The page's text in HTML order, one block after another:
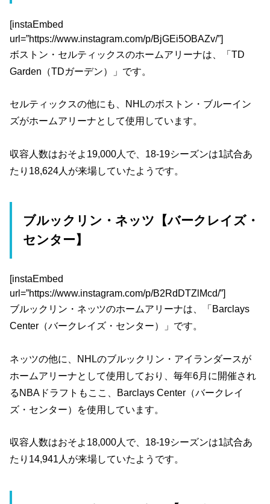
[instaEmbed
url=”https://www.instagram.com/p/BjGEi5OBAZv/”]
ボストン・セルティックスのホームアリーナは、「TD
Garden（TDガーデン）」です。
セルティックスの他にも、NHLのボストン・ブルーイン
ズがホームアリーナとして使用しています。
収容人数はおそよ19,000人で、18-19シーズンは1試合あ
たり18,624人が来場していたようです。
ブルックリン・ネッツ【バークレイズ・
センター】
[instaEmbed
url=”https://www.instagram.com/p/B2RdDTZlMcd/”]
ブルックリン・ネッツのホームアリーナは、「Barclays
Center（バークレイズ・センター）」です。
ネッツの他に、NHLのブルックリン・アイランダースが
ホームアリーナとして使用しており、毎年6月に開催され
るNBAドラフトもここ、Barclays Center（バークレイ
ズ・センター）を使用しています。
収容人数はおそよ18,000人で、18-19シーズンは1試合あ
たり14,941人が来場していたようです。